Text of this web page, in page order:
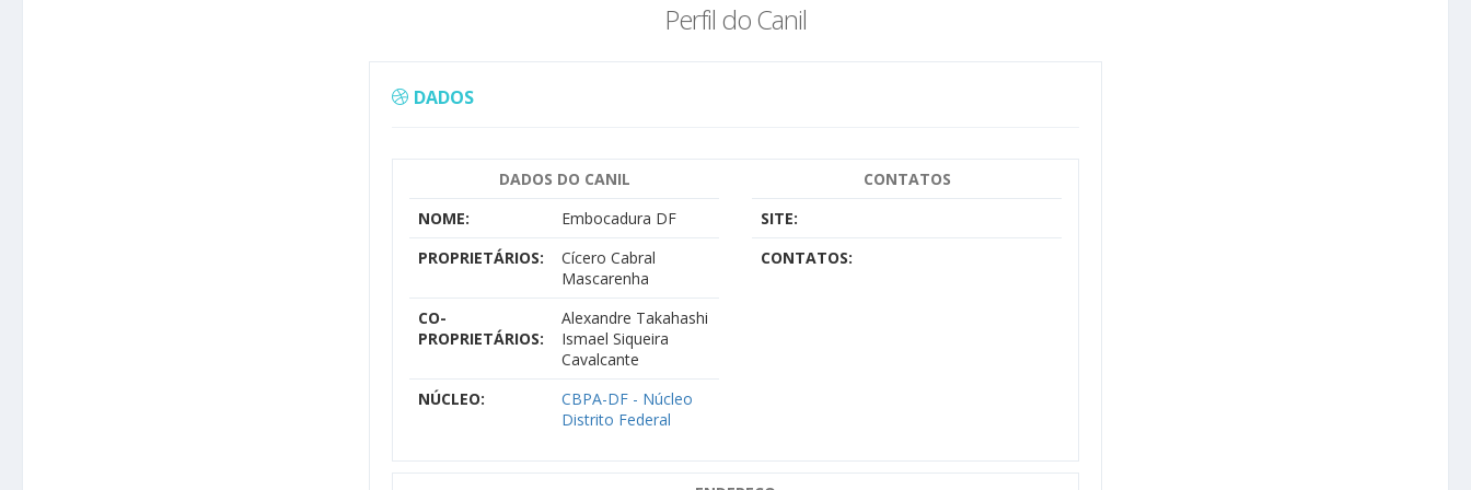
Perfil do Canil
DADOS
DADOS DO CANIL
NOME:
Embocadura DF
PROPRIETÁRIOS:
Cícero Cabral
Mascarenha
CO-
PROPRIETÁRIOS:
Alexandre Takahashi
Ismael Siqueira
Cavalcante
NÚCLEO:
CBPA-DF - Núcleo
Distrito Federal
CONTATOS
SITE:
CONTATOS: